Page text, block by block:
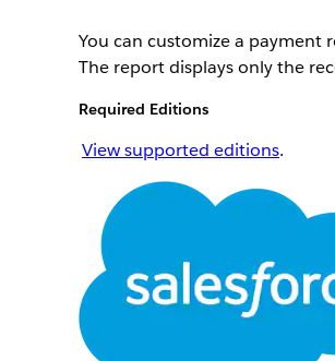
You can customize a payment
The report displays only the
Required Editions
View supported editions.
View and edit available report
to edit. You can also click
New
LØSTE DENNE ARTIKEL DIT
Giv os besked, så vi kan forbedre os!